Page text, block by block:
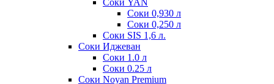
Соки YAN
Соки 0,930 л
Соки 0,250 л
Соки SIS 1,6 л.
Соки Иджеван
Соки 1.0 л
Соки 0.25 л
Соки Noyan Premium